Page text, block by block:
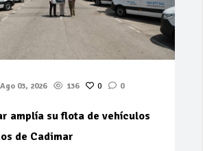
Ago 03, 2026 136 0 0
amplía su flota de vehículos
de Cadimar